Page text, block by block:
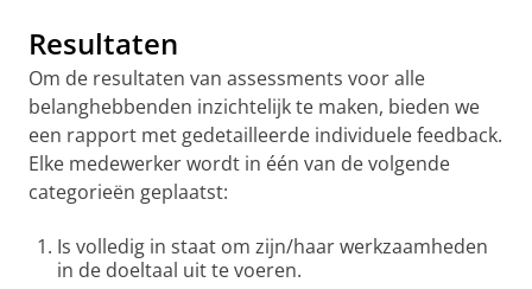
Resultaten
Om de resultaten van assessments voor alle
belanghebbenden inzichtelijk te maken, bieden we
een rapport met gedetailleerde individuele feedback.
Elke medewerker wordt in één van de volgende
categorieën geplaatst:
Is volledig in staat om zijn/haar werkzaamheden
in de doeltaal uit te voeren.